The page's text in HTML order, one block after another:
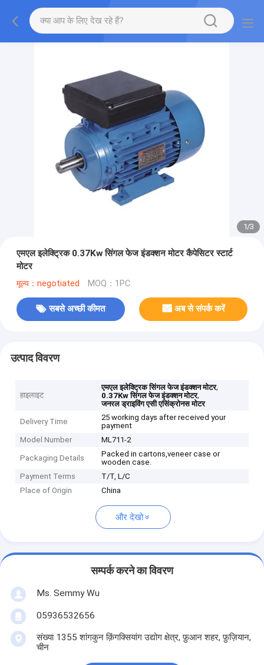
1/3
एमएल इलेक्ट्रिक 0.37Kw सिंगल फेज इंडक्शन मोटर कैपेसिटर स्टार्ट
मोटर
मूल्य：negotiated MOQ：1PC
सबसे अच्छी कीमत अब से संपर्क करें
उत्पाद विवरण
हाइलाइट
एमएल इलेक्ट्रिक सिंगल फेज इंडक्शन मोटर,
0.37Kw सिंगल फेज इंडक्शन मोटर,
जनरल ड्राइविंग एसी एसिंक्रोनस मोटर
Delivery Time
25 working days after received your
payment
Model Number
ML711-2
Packaging Details
Packed in cartons,veneer case or
wooden case.
Payment Terms
T/T, L/C
Place of Origin
China
और देखो
सम्पर्क करने का विवरण
Ms. Semmy Wu
05936532656
संख्या 1355 शांगकुन क़िंगक्सियांग उद्योग क्षेत्र, फ़ुआन शहर, फ़ुज़ियान,
चीन